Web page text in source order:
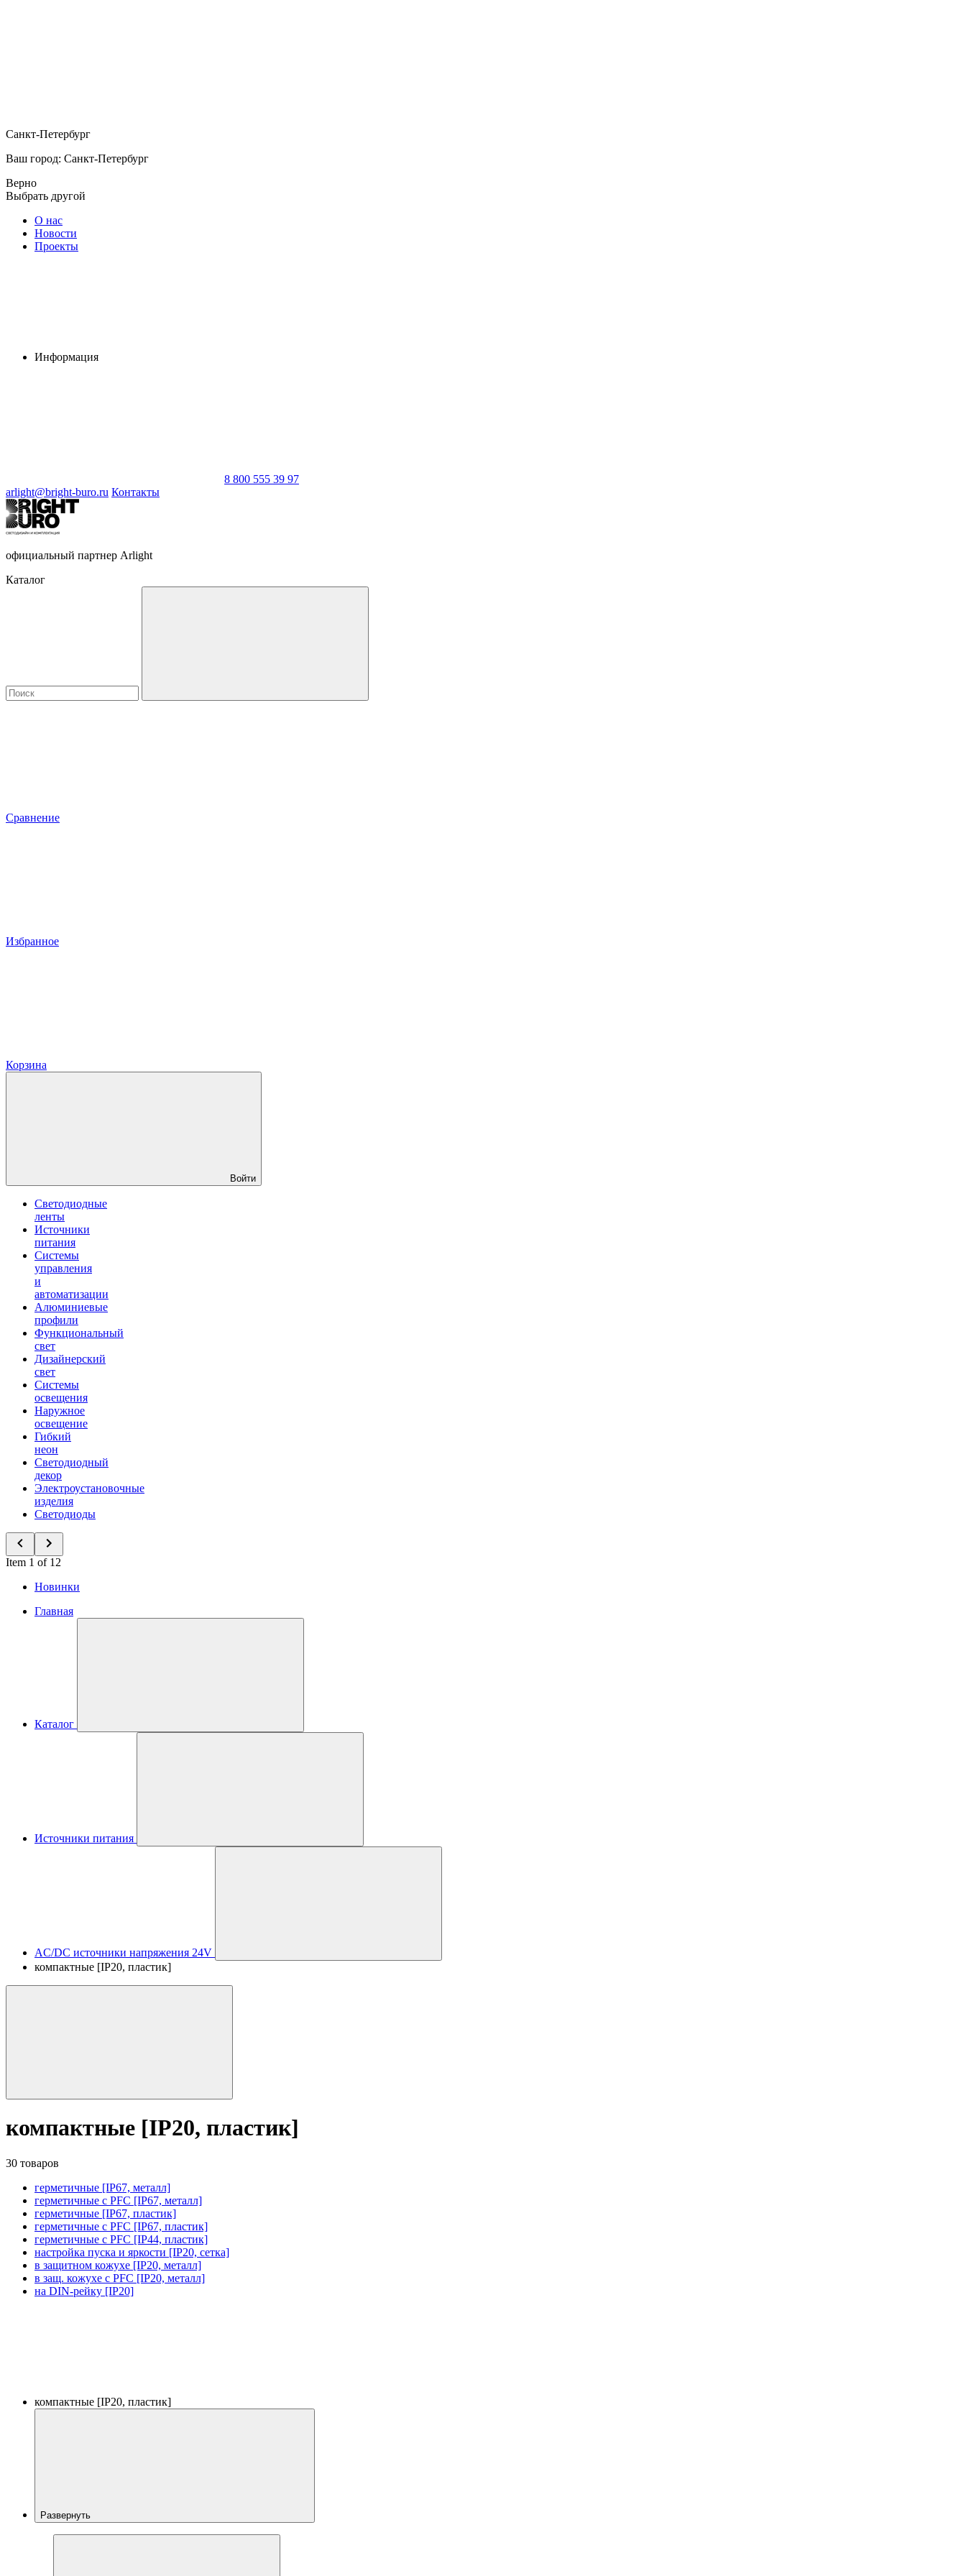
Санкт-Петербург
Ваш город: Санкт-Петербург
Верно
Выбрать другой
О нас
Новости
Проекты
Информация
8 800 555 39 97
arlight@bright-buro.ru Контакты
официальный партнер Arlight
Каталог
Сравнение
Избранное
Корзина
Войти
Светодиодные
ленты
Источники
питания
Системы
управления
и
автоматизации
Алюминиевые
профили
Функциональный
свет
Дизайнерский
свет
Системы
освещения
Наружное
освещение
Гибкий
неон
Светодиодный
декор
Электроустановочные
изделия
Светодиоды
Item 1 of 12
Новинки
Главная
Каталог
Источники питания
AC/DC источники напряжения 24V
компактные [IP20, пластик]
компактные [IP20, пластик]
30 товаров
герметичные [IP67, металл]
герметичные с PFC [IP67, металл]
герметичные [IP67, пластик]
герметичные с PFC [IP67, пластик]
герметичные с PFC [IP44, пластик]
настройка пуска и яркости [IP20, сетка]
в защитном кожухе [IP20, металл]
в защ. кожухе с PFC [IP20, металл]
на DIN-рейку [IP20]
компактные [IP20, пластик]
Развернуть